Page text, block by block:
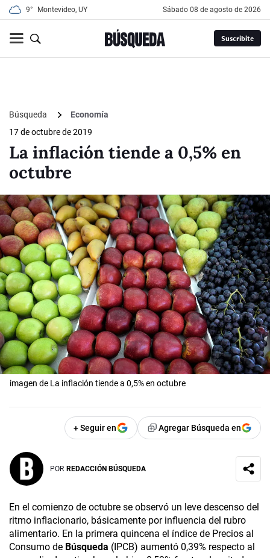
9° Montevideo, UY sábado 08 de agosto de 2026
Suscribite
Búsqueda
Economía
17 de octubre de 2019
La inflación tiende a 0,5% en
octubre
imagen de La inflación tiende a 0,5% en octubre
+ Seguir en Agregar Búsqueda en
POR REDACCIÓN BÚSQUEDA
En el comienzo de octubre se observó un leve descenso del
ritmo inflacionario, básicamente por influencia del rubro
alimentario. En la primera quincena el índice de Precios al
Consumo de Búsqueda (IPCB) aumentó 0,39% respecto al